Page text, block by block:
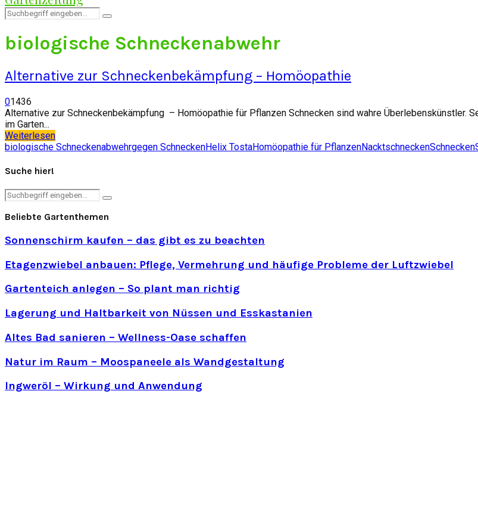
Search
for:
Search
biologische Schneckenabwehr
Alternative zur Schneckenbekämpfung – Homöopathie
01436
Alternative zur Schneckenbekämpfung – Homöopathie für Pflanzen Schnecken sind wahre Überlebenskünstler.
im Garten...
Weiterlesen
biologische Schneckenabwehrgegen SchneckenHelix TostaHomöopathie für PflanzenNacktschneckenSchnecken
Suche hier!
Search
Search
Beliebte Gartenthemen
Sonnenschirm kaufen – das gibt es zu beachten
Etagenzwiebel anbauen: Pflege, Vermehrung und häufige Probleme der Luftzwiebel
Gartenteich anlegen – So plant man richtig
Lagerung und Haltbarkeit von Nüssen und Esskastanien
Altes Bad sanieren – Wellness-Oase schaffen
Natur im Raum – Moospaneele als Wandgestaltung
Ingweröl – Wirkung und Anwendung